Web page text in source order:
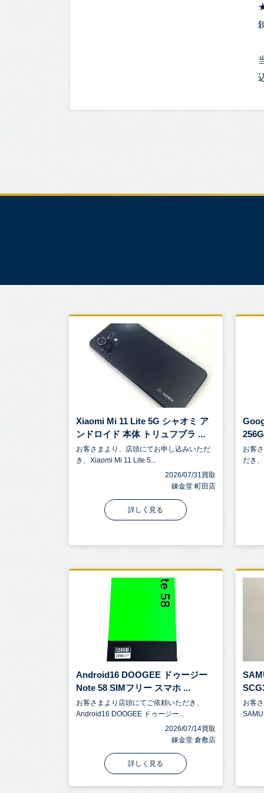
Xiaomi Mi 11 Lite 5G シャオミ ア
ンドロイド 本体 トリュフブラ ...
お客さまより、店頭にてお申し込みいただ
き、Xiaomi Mi 11 Lite 5...
2026/07/31買取
錬金堂 町田店
詳しく見る
お客
だき
Android16 DOOGEE ドゥージー
Note 58 SIMフリー スマホ ...
お客さまより店頭にてご依頼いただき、
Android16 DOOGEE ドゥージー...
2026/07/14買取
錬金堂 倉敷店
詳しく見る
お客